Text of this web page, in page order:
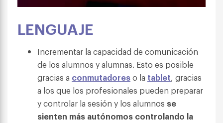
LENGUAJE
Incrementar la capacidad de comunicación
de los alumnos y alumnas. Esto es posible
gracias a conmutadoreso la tablet, gracias
a los que los profesionales pueden preparar
y controlar la sesión y los alumnos se
sienten más autónomos controlando la